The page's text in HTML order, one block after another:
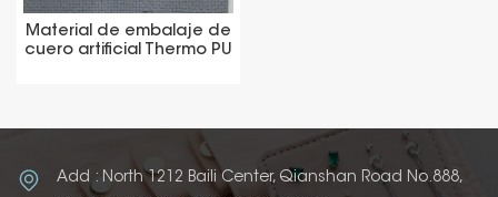
Material de embalaje de
cuero artificial Thermo PU
Add : North 1212 Baili Center, Qianshan Road No.888,